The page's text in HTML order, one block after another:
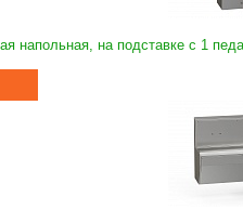
напольная, на подставке с 1